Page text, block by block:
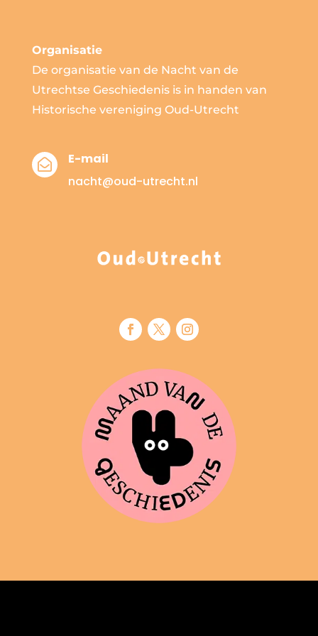
Organisatie
De organisatie van de Nacht van de
Utrechtse Geschiedenis is in handen van
Historische vereniging Oud-Utrecht

E-mail
nacht@oud-utrecht.nl